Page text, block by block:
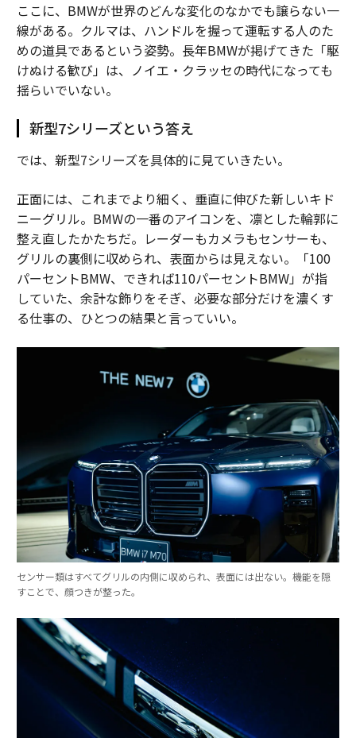
ここに、BMWが世界のどんな変化のなかでも譲らない一
線がある。クルマは、ハンドルを握って運転する人のた
めの道具であるという姿勢。長年BMWが掲げてきた「駆
けぬける歓び」は、ノイエ・クラッセの時代になっても
揺らいでいない。
新型7シリーズという答え
では、新型7シリーズを具体的に見ていきたい。
正面には、これまでより細く、垂直に伸びた新しいキド
ニーグリル。BMWの一番のアイコンを、凛とした輪郭に
整え直したかたちだ。レーダーもカメラもセンサーも、
グリルの裏側に収められ、表面からは見えない。「100
パーセントBMW、できれば110パーセントBMW」が指
していた、余計な飾りをそぎ、必要な部分だけを濃くす
る仕事の、ひとつの結果と言っていい。
センサー類はすべてグリルの内側に収められ、表面には出ない。機能を隠
すことで、顔つきが整った。